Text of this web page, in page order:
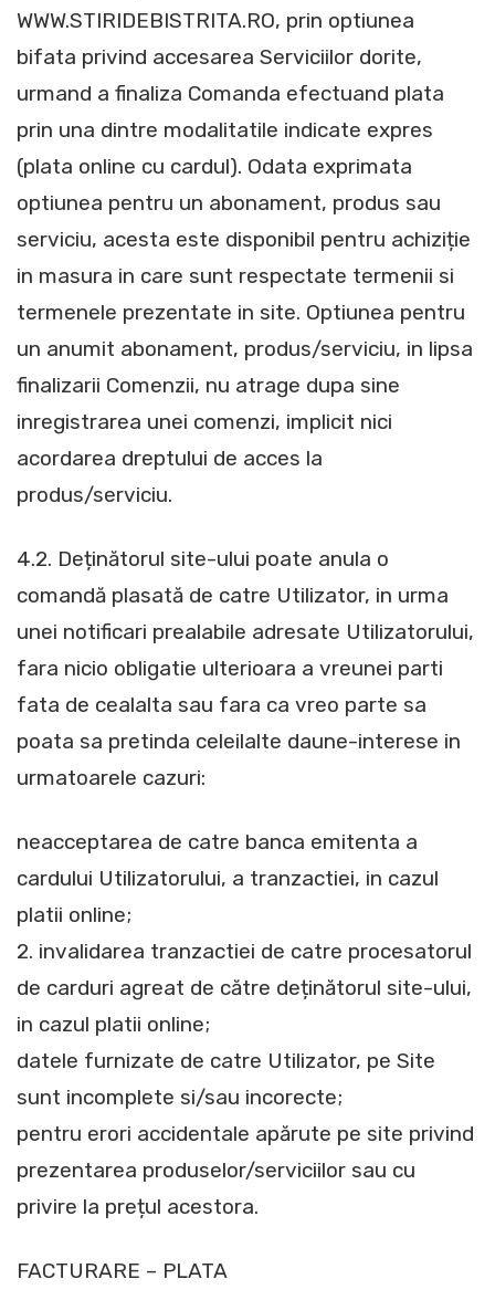
WWW.STIRIDEBISTRITA.RO, prin optiunea
bifata privind accesarea Serviciilor dorite,
urmand a finaliza Comanda efectuand plata
prin una dintre modalitatile indicate expres
(plata online cu cardul). Odata exprimata
optiunea pentru un abonament, produs sau
serviciu, acesta este disponibil pentru achiziție
in masura in care sunt respectate termenii si
termenele prezentate in site. Optiunea pentru
un anumit abonament, produs/serviciu, in lipsa
finalizarii Comenzii, nu atrage dupa sine
inregistrarea unei comenzi, implicit nici
acordarea dreptului de acces la
produs/serviciu.
4.2. Deținătorul site-ului poate anula o
comandă plasată de catre Utilizator, in urma
unei notificari prealabile adresate Utilizatorului,
fara nicio obligatie ulterioara a vreunei parti
fata de cealalta sau fara ca vreo parte sa
poata sa pretinda celeilalte daune-interese in
urmatoarele cazuri:
neacceptarea de catre banca emitenta a
cardului Utilizatorului, a tranzactiei, in cazul
platii online;
2. invalidarea tranzactiei de catre procesatorul
de carduri agreat de către deținătorul site-ului,
in cazul platii online;
datele furnizate de catre Utilizator, pe Site
sunt incomplete si/sau incorecte;
pentru erori accidentale apărute pe site privind
prezentarea produselor/serviciilor sau cu
privire la prețul acestora.
FACTURARE – PLATA